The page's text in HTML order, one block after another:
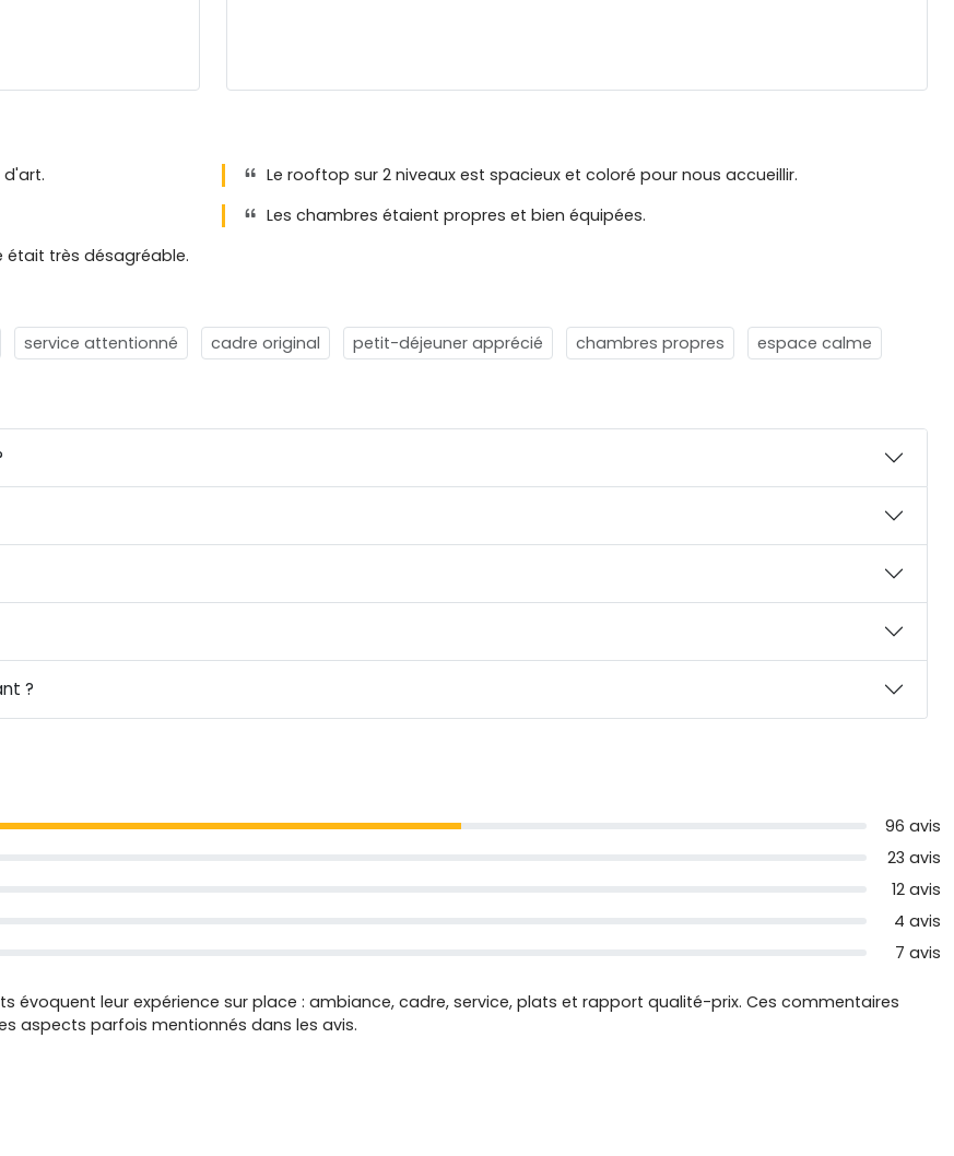
d'art.
Le rooftop sur 2 niveaux est spacieux et coloré pour nous accueillir.
Les chambres étaient propres et bien équipées.
très désagréable.
service attentionné cadre original petit-déjeuner apprécié chambres propres espace calme
?
96 avis
23 avis
12 avis
4 avis
7 avis
évoquent leur expérience sur place : ambiance, cadre, service, plats et rapport qualité-prix. Ces commentaires
aspects parfois mentionnés dans les avis.